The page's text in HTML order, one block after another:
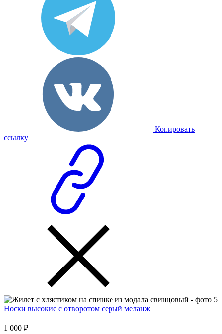
Копировать
ссылку
Носки высокие с отворотом серый меланж
1 000 ₽